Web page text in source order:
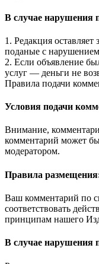
В случае нарушения
1. Редакция оставляет
поданые с
2. Если объявление
услуг — деньги не
Правила подачи
Условия подачи
Внимание,
комментарий может
модератором.
Правила
Ваш комментарий по
соответствовать
принципам нашего
В случае нарушения